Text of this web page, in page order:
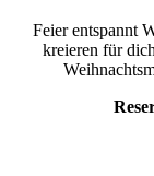
Feier entspannt
kreieren für